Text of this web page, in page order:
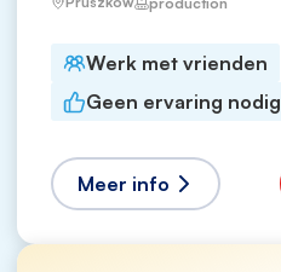
Werk met vrienden
Geen ervaring nodig
Meer info